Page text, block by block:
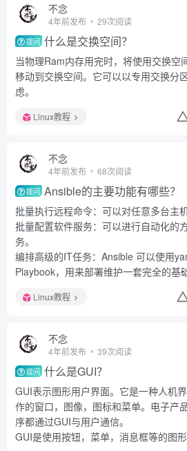
不念
4年前发布 29次阅读
提问 什么是交换空间？
当物理Ram内存用完时，将使用交换空
移动到交换空间。它可以以专用交换分
虑。
Linux教程
不念
4年前发布 68次阅读
提问 Ansible的主要功能有哪些？
批量执行远程命令：可以对任意多台主
批量配置软件服务：可以进行自动化的
务。
编排高级的IT任务：Ansible 可以使用
Playbook，用来部署维护一套完全的基
Linux教程
不念
4年前发布 39次阅读
提问 什么是GUI？
GUI表示图形用户界面。它是一种人机
作的窗口，图像，图标和菜单。电子产
序都通过GUI与用户通信。
GUI是使用按钮，菜单，消息框等的图